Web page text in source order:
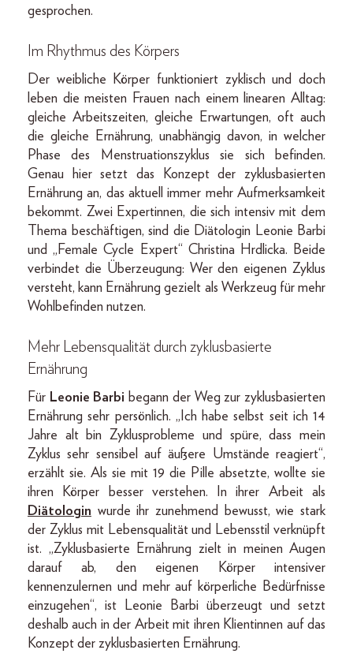
gesprochen.
Im Rhythmus des Körpers
Der weibliche Körper funktioniert zyklisch und doch
leben die meisten Frauen nach einem linearen Alltag:
gleiche Arbeitszeiten, gleiche Erwartungen, oft auch
die gleiche Ernährung, unabhängig davon, in welcher
Phase des Menstruationszyklus sie sich befinden.
Genau hier setzt das Konzept der zyklusbasierten
Ernährung an, das aktuell immer mehr Aufmerksamkeit
bekommt. Zwei Expertinnen, die sich intensiv mit dem
Thema beschäftigen, sind die Diätologin Leonie Barbi
und „Female Cycle Expert“ Christina Hrdlicka. Beide
verbindet die Überzeugung: Wer den eigenen Zyklus
versteht, kann Ernährung gezielt als Werkzeug für mehr
Wohlbefinden nutzen.
Mehr Lebensqualität durch zyklusbasierte
Ernährung
Für Leonie Barbi begann der Weg zur zyklusbasierten
Ernährung sehr persönlich. „Ich habe selbst seit ich 14
Jahre alt bin Zyklusprobleme und spüre, dass mein
Zyklus sehr sensibel auf äußere Umstände reagiert“,
erzählt sie. Als sie mit 19 die Pille absetzte, wollte sie
ihren Körper besser verstehen. In ihrer Arbeit als
Diätologin wurde ihr zunehmend bewusst, wie stark
der Zyklus mit Lebensqualität und Lebensstil verknüpft
ist. „Zyklusbasierte Ernährung zielt in meinen Augen
darauf ab, den eigenen Körper intensiver
kennenzulernen und mehr auf körperliche Bedürfnisse
einzugehen“, ist Leonie Barbi überzeugt und setzt
deshalb auch in der Arbeit mit ihren Klientinnen auf das
Konzept der zyklusbasierten Ernährung.